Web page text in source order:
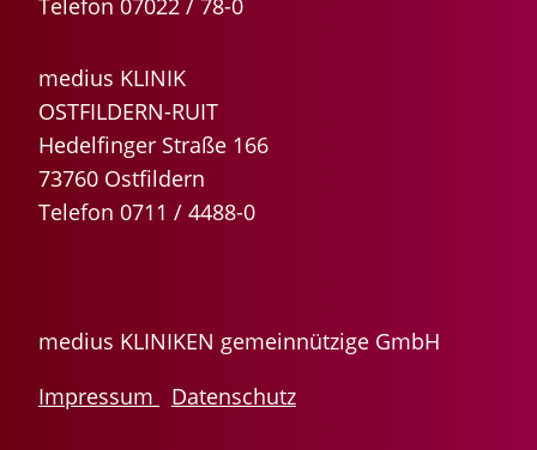
Telefon 07022 / 78-0
medius KLINIK
OSTFILDERN-RUIT
Hedelfinger Straße 166
73760 Ostfildern
Telefon 0711 / 4488-0
medius KLINIKEN gemeinnützige GmbH
Impressum
Datenschutz